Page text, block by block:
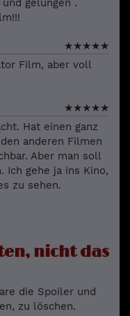
★★★★★
Film, aber voll
★★★★★
Hat einen ganz
anderen Filmen
Aber man soll
Ich gehe ja ins Kino,
zu sehen.
nicht das
die Spoiler und
zu löschen.